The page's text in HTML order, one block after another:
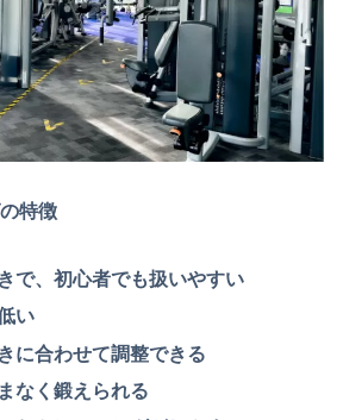
特徴
で、初心者でも扱いやすい
い
に合わせて調整できる
なく鍛えられる